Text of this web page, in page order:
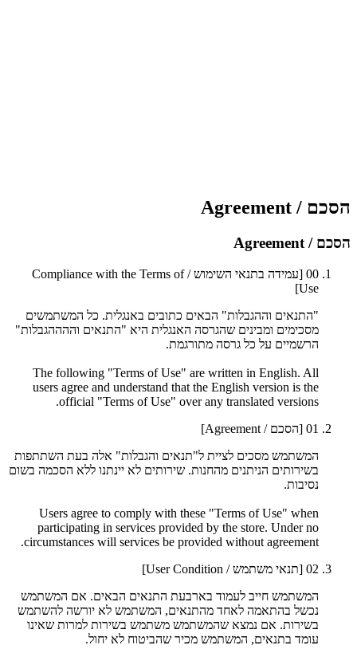
הסכם / Agreement
הסכם / Agreement
00
[עמידה בתנאי השימוש / Compliance with the Terms of
Use]
"התנאים וההגבלות" הבאים כתובים באנגלית. כל המשתמשים
מסכימים ומבינים שהגרסה האנגלית היא "התנאים וההההגבלות"
הרשמיים על כל גרסה מתורגמת.
The following "Terms of Use" are written in English. All
users agree and understand that the English version is the
official "Terms of Use" over any translated versions.
01 [הסכם / Agreement]
המשתמש מסכים לציית ל"תנאים והגבלות" אלה בעת השתתפות
בשירותים הניתנים מהחנות. שירותים לא יינתנו ללא הסכמה בשום
נסיבות.
Users agree to comply with these "Terms of Use" when
participating in services provided by the store. Under no
circumstances will services be provided without agreement.
02 [תנאי משתמש / User Condition]
המשתמש חייב לעמוד בארבעת התנאים הבאים. אם המשתמש
נכשל בהתאמה לאחד מהתנאים, המשתמש לא יורשה להשתמש
בשירות. אם נמצא שהמשתמש משתמש בשירות למרות שאינו
עומד בתנאים, המשתמש מכיר שהביטוח לא יחול.